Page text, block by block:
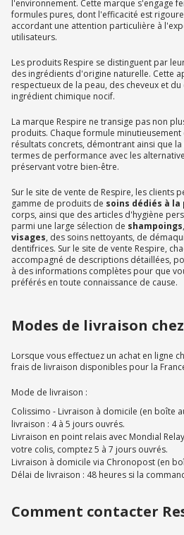
l'environnement. Cette marque s'engage
formules pures, dont l'efficacité est
accordant une attention particulière à
utilisateurs.
Les produits Respire se distinguent par
des ingrédients d'origine naturelle. Cette
respectueux de la peau, des cheveux et
ingrédient chimique nocif.
La marque Respire ne transige pas non
produits. Chaque formule
résultats concrets, démontrant ainsi que
termes de performance avec les
préservant votre bien-être.
Sur le site de vente de Respire, les clients
gamme de produits de soins dédiés à la
corps, ainsi que des articles d'hygiène
parmi une large sélection de shampoings
visages, des soins nettoyants, de
dentifrices. Sur le site de vente Respire,
accompagné de descriptions détaillées,
à des informations complètes pour que
préférés en toute connaissance de cause.
Modes de livraison
Lorsque vous effectuez un achat en ligne
frais de livraison disponibles pour la
Mode de livraison :
Colissimo - Livraison à domicile (en boîte
livraison : 4 à 5 jours ouvrés.
Livraison en point relais avec Mondial
votre colis, comptez 5 à 7 jours ouvrés.
Livraison à domicile via Chronopost (en
Délai de livraison : 48 heures si la
Comment contacter